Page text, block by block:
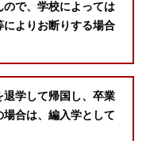
で、学校によっては
よりお断りする場合
学して帰国し、卒業
場合は、編入学として